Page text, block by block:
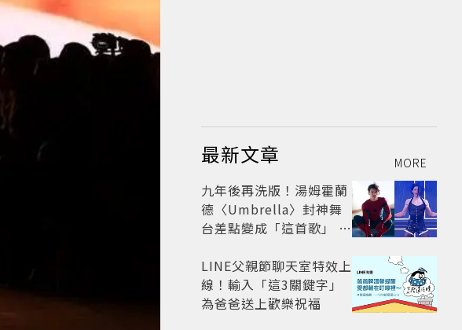
最新文章 MORE
九年後再洗版！湯姆霍蘭
德〈Umbrella〉封神舞
台差點變成「這首歌」 造
開
LINE父親節聊天室特效上
線！輸入「這3關鍵字」
為爸爸送上歡樂祝福